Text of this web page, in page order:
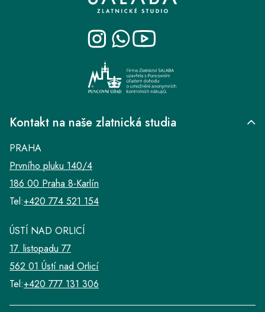
Kontakt na naše zlatnická studia
PRAHA
Prvního pluku 140/4
186 00 Praha 8-Karlín
Tel:+420 774 521 154
ÚSTÍ NAD ORLICÍ
17. listopadu 77
562 01 Ústí nad Orlicí
Tel:+420 777 131 306